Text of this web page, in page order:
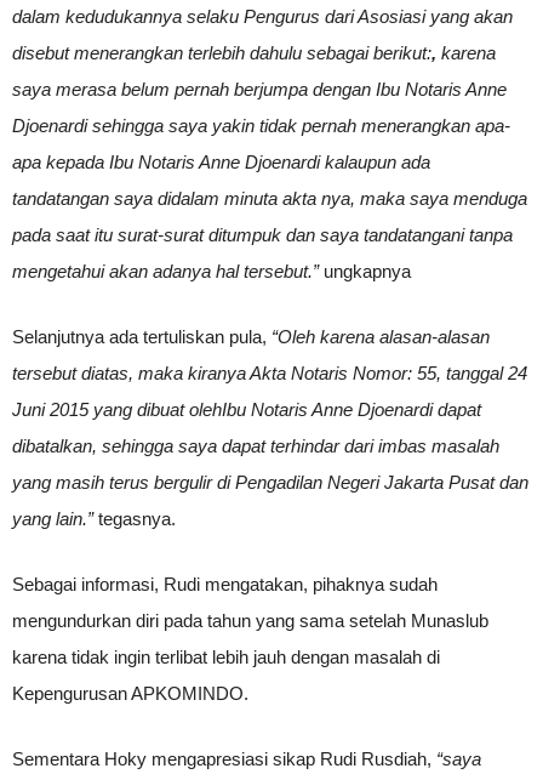
dalam kedudukannya selaku Pengurus dari Asosiasi yang akan
disebut menerangkan terlebih dahulu sebagai berikut:, karena
saya merasa belum pernah berjumpa dengan Ibu Notaris Anne
Djoenardi sehingga saya yakin tidak pernah menerangkan apa-
apa kepada Ibu Notaris Anne Djoenardi kalaupun ada
tandatangan saya didalam minuta akta nya, maka saya menduga
pada saat itu surat-surat ditumpuk dan saya tandatangani tanpa
mengetahui akan adanya hal tersebut.”ungkapnya
Selanjutnya ada tertuliskan pula, “Oleh karena alasan-alasan
tersebut diatas, maka kiranyaAkta Notaris Nomor: 55, tanggal 24
Juni 2015 yang dibuat olehIbu Notaris Anne Djoenardi dapat
dibatalkan, sehingga saya dapat terhindar dari imbas masalah
yang masih terus bergulir di Pengadilan Negeri Jakarta Pusat dan
yang lain.”tegasnya.
Sebagai informasi, Rudi mengatakan, pihaknya sudah
mengundurkan diri pada tahun yang sama setelah Munaslub
karena tidak ingin terlibat lebih jauh dengan masalah di
Kepengurusan APKOMINDO.
Sementara Hoky mengapresiasi sikap Rudi Rusdiah, “saya